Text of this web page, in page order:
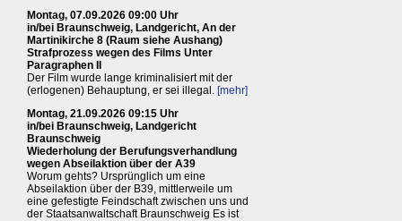
Montag, 07.09.2026 09:00 Uhr
in/bei Braunschweig, Landgericht, An der
Martinikirche 8 (Raum siehe Aushang)
Strafprozess wegen des Films Unter
Paragraphen II
Der Film wurde lange kriminalisiert mit der
(erlogenen) Behauptung, er sei illegal. [mehr]
Montag, 21.09.2026 09:15 Uhr
in/bei Braunschweig, Landgericht
Braunschweig
Wiederholung der Berufungsverhandlung
wegen Abseilaktion über der A39
Worum gehts? Ursprünglich um eine
Abseilaktion über der B39, mittlerweile um
eine gefestigte Feindschaft zwischen uns und
der Staatsanwaltschaft Braunschweig Es ist